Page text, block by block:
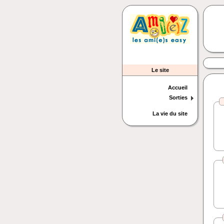
Le site
Accueil
Sorties
La vie du site